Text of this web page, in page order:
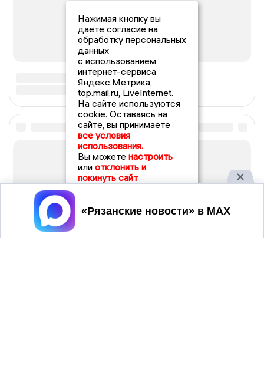
Нажимая кнопку вы
даете согласие на
обработку персональных
данных
с использованием
интернет-сервиса
Яндекс.Метрика,
top.mail.ru, LiveInternet.
На сайте используются
cookie. Оставаясь на
сайте, вы принимаете
все условия
использования.
Вы можете настроить
или отклонить и
покинуть сайт
Принять